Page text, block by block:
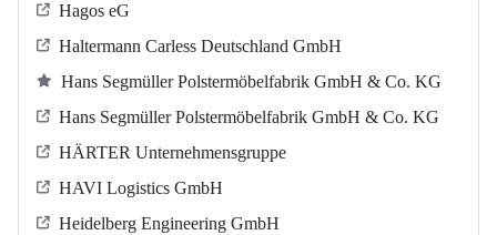
Hagos eG
Haltermann Carless Deutschland GmbH
Hans Segmüller Polstermöbelfabrik GmbH & Co. KG
Hans Segmüller Polstermöbelfabrik GmbH & Co. KG
HÄRTER Unternehmensgruppe
HAVI Logistics GmbH
Heidelberg Engineering GmbH